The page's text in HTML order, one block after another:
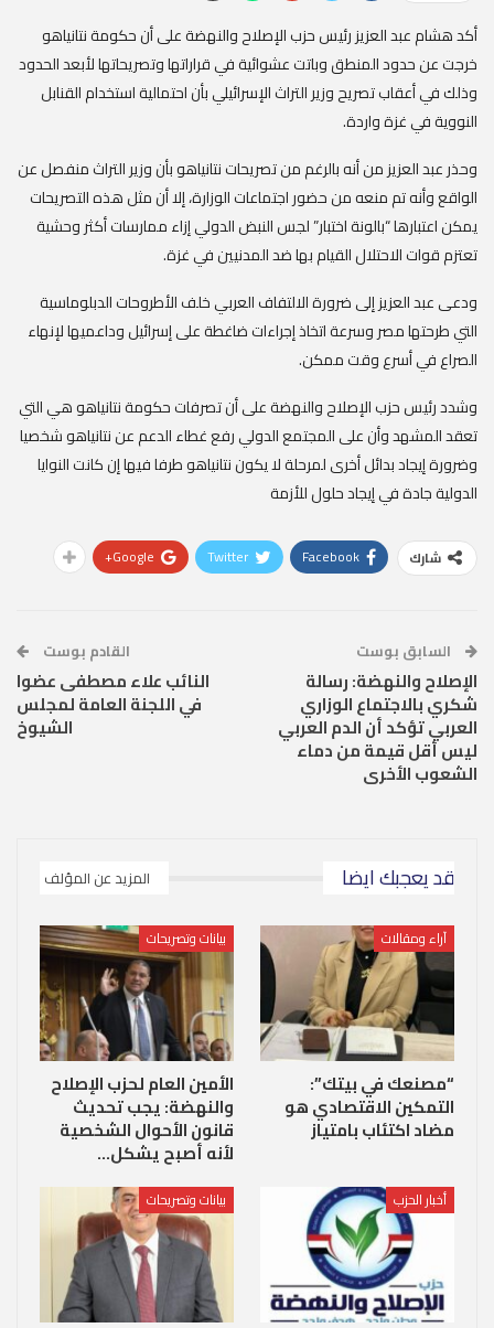
أكد هشام عبد العزيز رئيس حزب الإصلاح والنهضة على أن حكومة نتانياهو
خرجت عن حدود المنطق وباتت عشوائية في قراراتها وتصريحاتها لأبعد الحدود
وذلك في أعقاب تصريح وزير التراث الإسرائيلي بأن احتمالية استخدام القنابل
النووية في غزة واردة.
وحذرعبد العزيز من أنه بالرغم من تصريحات نتانياهو بأن وزير التراث منفصل عن
الواقع وأنه تم منعه من حضور اجتماعات الوزارة، إلا أن مثل هذه التصريحات
يمكن اعتبارها “بالونة اختبار” لجس النبض الدولي إزاء ممارسات أكثر وحشية
تعتزم قوات الاحتلال القيام بها ضد المدنيين في غزة.
ودعى عبد العزيز إلى ضرورة الالتفاف العربي خلف الأطروحات الدبلوماسية
التي طرحتها مصر وسرعة اتخاذ إجراءات ضاغطة على إسرائيل وداعميها لإنهاء
الصراع في أسرع وقت ممكن.
وشدد رئيس حزب الإصلاح والنهضة على أن تصرفات حكومة نتانياهو هي التي
تعقد المشهد وأن على المجتمع الدولي رفع غطاء الدعم عن نتانياهو شخصيا
وضرورة إيجاد بدائل أخرى لمرحلة لا يكون نتانياهو طرفا فيها إن كانت النوايا
الدولية جادة في إيجاد حلول للأزمة
شارك Facebook
Twitter
Google+
السابق بوست
الإصلاح والنهضة: رسالة
شكري بالاجتماع الوزاري
العربي تؤكد أن الدم العربي
ليس أقل قيمة من دماء
الشعوب الأخرى
القادم بوست
النائب علاء مصطفى عضوا
في اللجنة العامة لمجلس
الشيوخ
قد يعجبك ايضا المزيد عن المؤلف
آراء ومقالات
“مصنعك في بيتك”:
التمكين الاقتصادي هو
مضاد اكتئاب بامتياز
بيانات وتصريحات
الأمين العام لحزب الإصلاح
والنهضة: يجب تحديث
قانون الأحوال الشخصية
لأنه أصبح يشكل…
أخبار الحزب بيانات وتصريحات